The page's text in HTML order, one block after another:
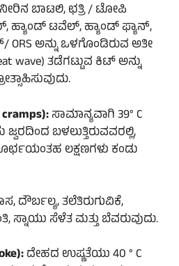
ಬಾಟಲಿ, ಛತ್ರಿ / ಟೋಪಿ
ಟವೆಲ್, ಹ್ಯಾಂಡ್ ಫ್ಯಾನ್,
ಅನ್ನು ಒಳಗೊಂಡಿರುವ ಅತೀ
wave) ತಡೆಗಟ್ಟುವ ಕಿಟ್ ಅನ್ನು
ಸಾಮಾನ್ಯವಾಗಿ 39° C
ಬಳಲುತ್ತಿರುವವರಲ್ಲಿ,
ಲಕ್ಷಣಗಳು ಕಂಡು
ದೌರ್ಬಲ್ಯ, ತಲೆತಿರುಗುವಿಕೆ,
ಸ್ನಾಯು ಸೆಳೆತ ಮತ್ತು ಬೆವರುವುದು.
ದೇಹದ ಉಷ್ಣತೆಯು 40 ° C